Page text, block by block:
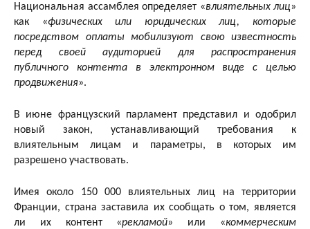
Национальная ассамблея определяет «влиятельных лиц»
как «физических или юридических лиц, которые
посредством оплаты мобилизуют свою известность
перед своей аудиторией для распространения
публичного контента в электронном виде с целью
продвижения».
В июне французский парламент представил и одобрил
новый закон, устанавливающий требования к
влиятельным лицам и параметры, в которых им
разрешено участвовать.
Имея около 150 000 влиятельных лиц на территории
Франции, страна заставила их сообщать о том, является
ли их контент «рекламой» или «коммерческим